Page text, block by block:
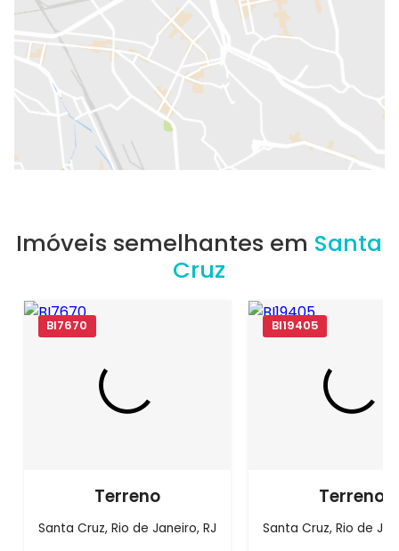
Imóveis semelhantes em Santa
Cruz
BI7670
Terreno
Santa Cruz, Rio de Janeiro, RJ
BI19405
Terreno
Santa Cruz, Rio de